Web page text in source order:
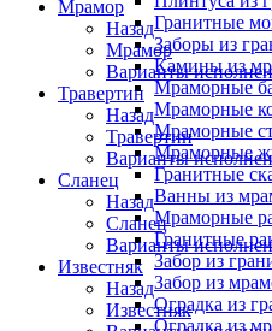
Гранитные
Заборы из
Камины из
Мраморные
Мраморные
Мраморные
Мраморные
Гранитные
Ванны из
Мраморные
Гранитные
Забор из
Забор из
Оградка из
Оградка из
Мрамор
Назад
Мрамор
Варианты
Травертин
Назад
Травертин
Варианты
Сланец
Назад
Сланец
Варианты
Известняк
Назад
Известняк